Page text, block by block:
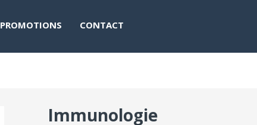
PROMOTIONS CONTACT
Immunologie